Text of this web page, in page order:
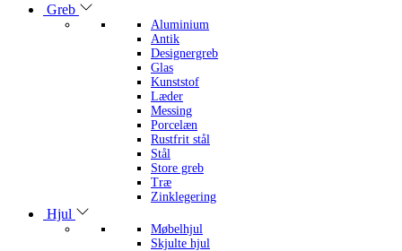
Greb
Aluminium
Antik
Designergreb
Glas
Kunststof
Læder
Messing
Porcelæn
Rustfrit stål
Stål
Store greb
Træ
Zinklegering
Hjul
Møbelhjul
Skjulte hjul